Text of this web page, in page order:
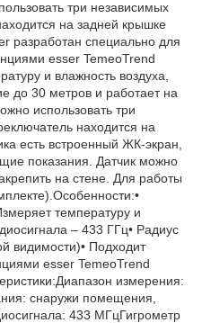
три независимых
на задней крышке
разработан специально для
esser TemeoTrend
и влажность воздуха,
до 30 метров и работает на
использовать три
находится на
есть встроенный ЖК-экран,
показания. Датчик можно
на стене. Для работы
температуру и
– 433 ГГц• Радиус
видимости)• Подходит
esser TemeoTrend
измерения:
снаружи помещения,
433 МГцГигрометр